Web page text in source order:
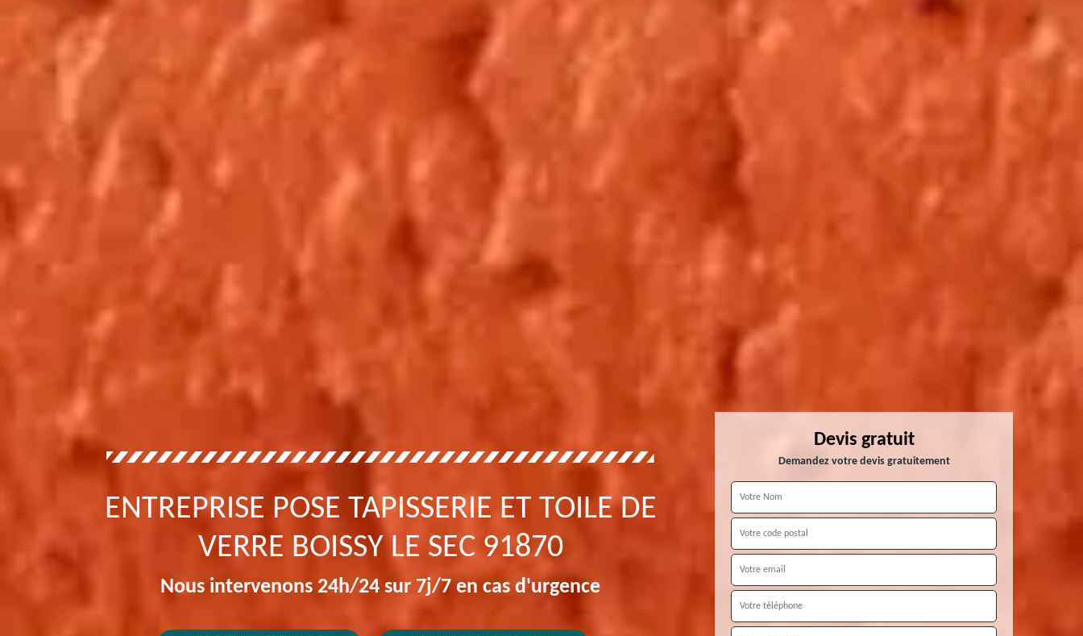
ENTREPRISE POSE TAPISSERIE ET TOILE DE
VERRE BOISSY LE SEC 91870
Nous intervenons 24h/24 sur 7j/7 en cas d'urgence
Devis gratuit
Demandez votre devis gratuitement